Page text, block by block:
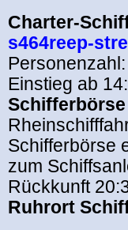
Charter-
s464reep-stre
Einstieg ab
Schifferbörse
zum
Rückkunft
Ruhrort